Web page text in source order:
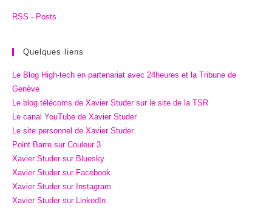
RSS - Posts
Quelques liens
Le Blog High-tech en partenariat avec 24heures et la Tribune de
Genève
Le blog télécoms de Xavier Studer sur le site de la TSR
Le canal YouTube de Xavier Studer
Le site personnel de Xavier Studer
Point Barre sur Couleur 3
Xavier Studer sur Bluesky
Xavier Studer sur Facebook
Xavier Studer sur Instagram
Xavier Studer sur LinkedIn